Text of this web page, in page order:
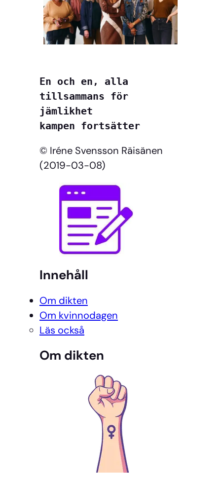
En och en, alla
tillsammans för
jämlikhet
kampen fortsätter
© Iréne Svensson Räisänen
(2019-03-08)
Innehåll
Om dikten
Om kvinnodagen
Läs också
Om dikten